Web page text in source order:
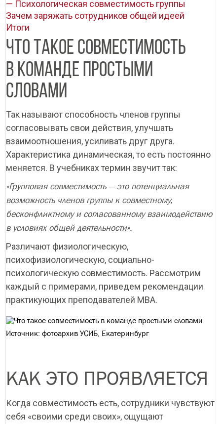
— Психологическая совместимость группы
Зачем заряжать сотрудников общей идеей
Итоги
ЧТО ТАКОЕ СОВМЕСТИМОСТЬ
В КОМАНДЕ ПРОСТЫМИ
СЛОВАМИ
Так называют способность членов группы
согласовывать свои действия, улучшать
взаимоотношения, усиливать друг друга.
Характеристика динамическая, то есть постоянно
меняется. В учебниках термин звучит так:
«Групповая совместимость — это потенциальная
возможность членов группы к совместному,
бесконфликтному и согласованному взаимодействию
в условиях общей деятельности».
Различают физиологическую,
психофизиологическую, социально-
психологическую совместимость. Рассмотрим
каждый с примерами, приведем рекомендации
практикующих преподавателей MBA.
Источник: фотоархив УСИБ, Екатеринбург
КАК ЭТО ПРОЯВЛЯЕТСЯ
Когда совместимость есть, сотрудники чувствуют
себя «своими среди своих», ощущают